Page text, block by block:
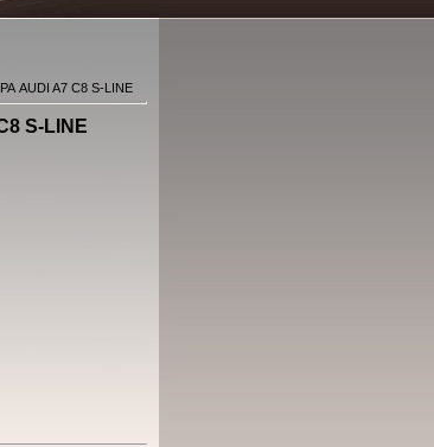
AUDI A7 C8 S-LINE
S-LINE